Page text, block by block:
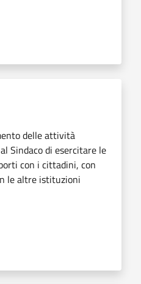
delle attività
Sindaco di esercitare le
con i cittadini, con
le altre istituzioni